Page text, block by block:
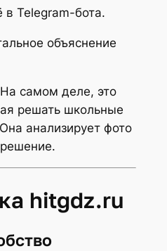
Telegram-бота.
объяснение
самом деле, это
решать школьные
анализирует фото
hitgdz.ru